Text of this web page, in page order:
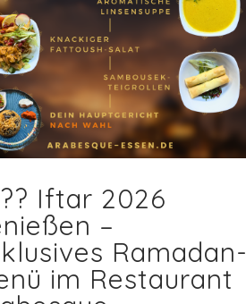
Iftar 2026
–
Ramadan-
im Restaurant